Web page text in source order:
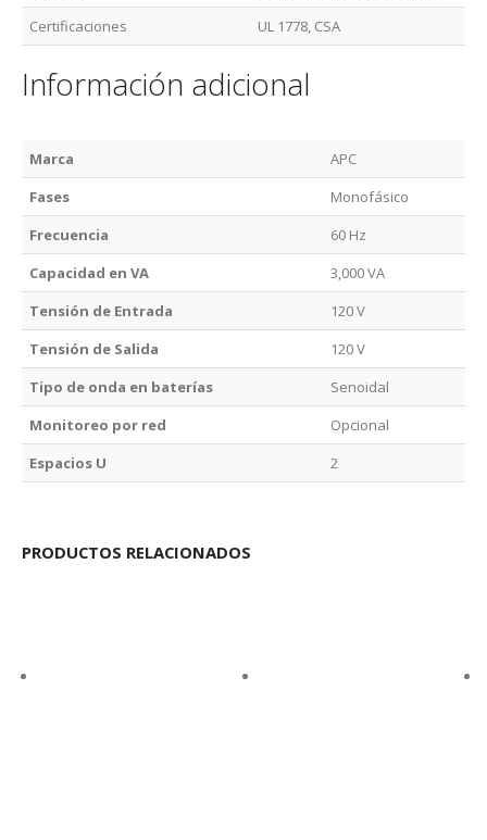
Certificaciones
UL 1778, CSA
Información adicional
Marca
APC
Fases
Monofásico
Frecuencia
60 Hz
Capacidad en VA
3,000 VA
Tensión de Entrada
120 V
Tensión de Salida
120 V
Tipo de onda en baterías
Senoidal
Monitoreo por red
Opcional
Espacios U
2
PRODUCTOS RELACIONADOS